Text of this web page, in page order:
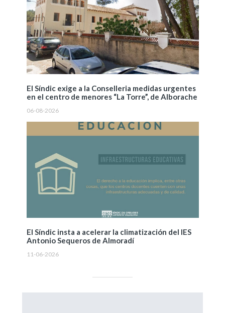
El Síndic exige a la Conselleria medidas urgentes
en el centro de menores “La Torre”, de Alborache
06-08-2026
El Síndic insta a acelerar la climatización del IES
Antonio Sequeros de Almoradí
11-06-2026